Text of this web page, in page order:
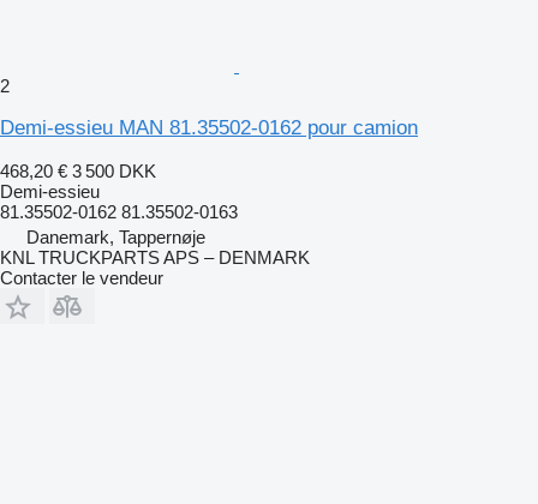
2
Demi-essieu MAN 81.35502-0162 pour camion
468,20 € 3 500 DKK
Demi-essieu
81.35502-0162 81.35502-0163
Danemark, Tappernøje
KNL TRUCKPARTS APS – DENMARK
Contacter le vendeur